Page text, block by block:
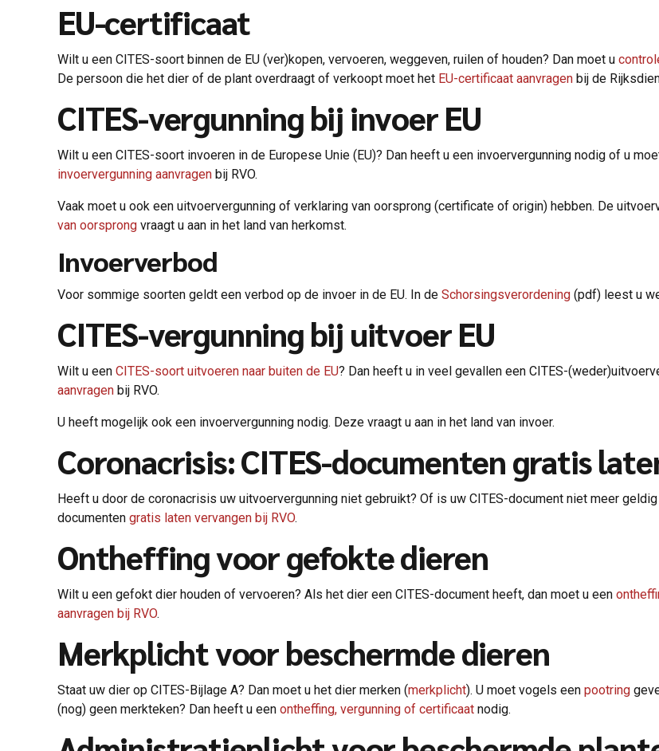
EU-certificaat
Wilt u een CITES-soort binnen de EU (ver)kopen, vervoeren, weggeven, ruilen of houden? Dan moet u
De persoon die het dier of de plant overdraagt of verkoopt moet het EU-certificaat aanvragen bij de
CITES-vergunning bij invoer EU
Wilt u een CITES-soort invoeren in de Europese Unie (EU)? Dan heeft u een invoervergunning nodig of u
invoervergunning aanvragen bij RVO.
Vaak moet u ook een uitvoervergunning of verklaring van oorsprong (certificate of origin) hebben. De
van oorsprong vraagt u aan in het land van herkomst.
Invoerverbod
Voor sommige soorten geldt een verbod op de invoer in de EU. In de Schorsingsverordening (pdf) leest u
CITES-vergunning bij uitvoer EU
Wilt u een CITES-soort uitvoeren naar buiten de EU? Dan heeft u in veel gevallen een CITES-
aanvragen bij RVO.
U heeft mogelijk ook een invoervergunning nodig. Deze vraagt u aan in het land van invoer.
Coronacrisis: CITES-documenten gratis
Heeft u door de coronacrisis uw uitvoervergunning niet gebruikt? Of is uw CITES-document niet meer
documenten gratis laten vervangen bij RVO.
Ontheffing voor gefokte dieren
Wilt u een gefokt dier houden of vervoeren? Als het dier een CITES-document heeft, dan moet u een
aanvragen bij RVO.
Merkplicht voor beschermde dieren
Staat uw dier op CITES-Bijlage A? Dan moet u het dier merken (merkplicht). U moet vogels een pootring
(nog) geen merkteken? Dan heeft u een ontheffing, vergunning of certificaat nodig.